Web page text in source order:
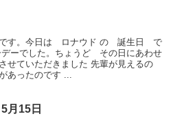
す。今日は ロナウド の 誕生日 で
ーでした。ちょうど その日にあわせ
ていただきました 先輩が見えるの
あったのです ...
5月15日